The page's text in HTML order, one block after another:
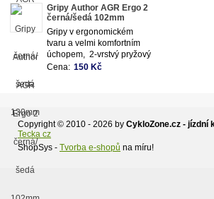
Gripy Author AGR Ergo 2
černá/šedá 102mm
Gripy v ergonomickém
tvaru a velmi komfortním
úchopem, 2-vrstvý pryžový
materiál s gelem tlumícím
Cena: 150 Kč
Copyright © 2010 - 2026 by CykloZone.cz - jízdní
Tecka cz
ShopSys - Tvorba e-shopů na míru!